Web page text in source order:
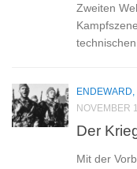
Zweiten
ENDEWARD,
NOVEMBER
Der
Mit der